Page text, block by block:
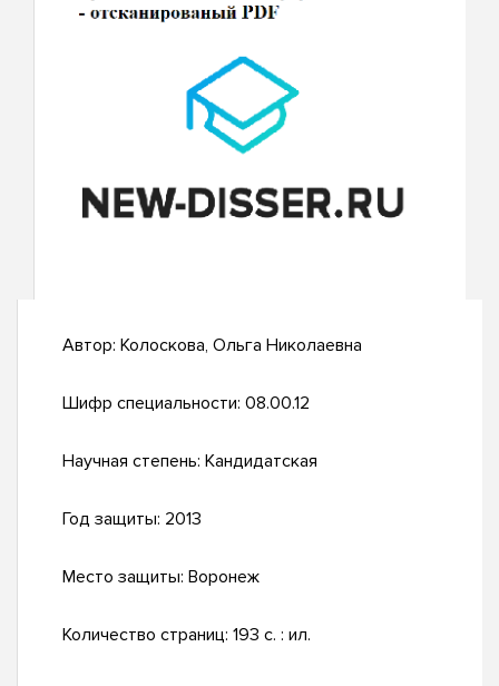
Автор: Колоскова, Ольга Николаевна
Шифр специальности: 08.00.12
Научная степень: Кандидатская
Год защиты: 2013
Место защиты: Воронеж
Количество страниц: 193 с. : ил.